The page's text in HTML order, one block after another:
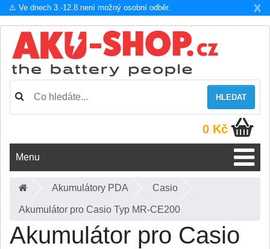
X
⚠️ Ve dnech 3.-12.8.není možný osobní odběr.
HLEDAT
0 Kč
Menu
Akumulátory PDA Casio
Akumulátor pro Casio Typ MR-CE200
Akumulátor pro Casio